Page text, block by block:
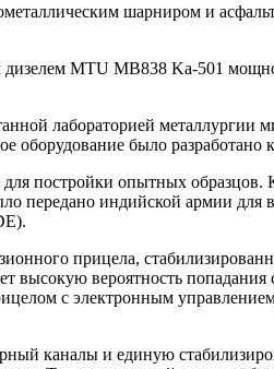
шарниром и
MTU MB838 Ka-501
лабораторией металлургии
оборудование было разработано
постройки опытных
передано индийской армии для
прицела,
высокую вероятность
с электронным
каналы и единую